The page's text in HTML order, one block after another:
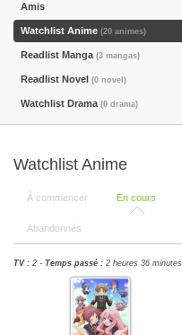
Amis
Watchlist Anime (20 animes)
Readlist Manga (3 mangas)
Readlist Novel (0 novel)
Watchlist Drama (0 drama)
Watchlist Anime
À commencer En cours
Abandonnés
TV : 2 - Temps passé : 2 heures 36 minutes